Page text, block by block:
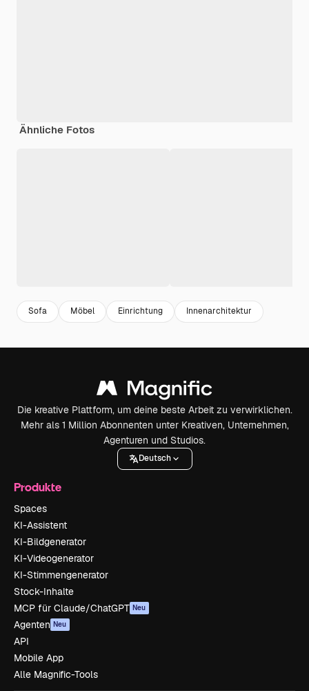
Ähnliche Fotos
Sofa Möbel Einrichtung Innenarchitektur
Die kreative Plattform, um deine beste Arbeit zu verwirklichen.
Mehr als 1 Million Abonnenten unter Kreativen, Unternehmen,
Agenturen und Studios.
Deutsch
Produkte
Spaces
KI-Assistent
KI-Bildgenerator
KI-Videogenerator
KI-Stimmengenerator
Stock-Inhalte
MCP für Claude/ChatGPT Neu
Agenten Neu
API
Mobile App
Alle Magnific-Tools